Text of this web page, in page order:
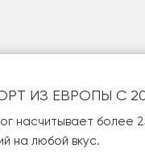
ИЗ ЕВРОПЫ С
насчитывает более
на любой вкус.